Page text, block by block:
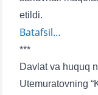
etildi.
Batafsil…
***
Davlat va huquq
Utemuratovning